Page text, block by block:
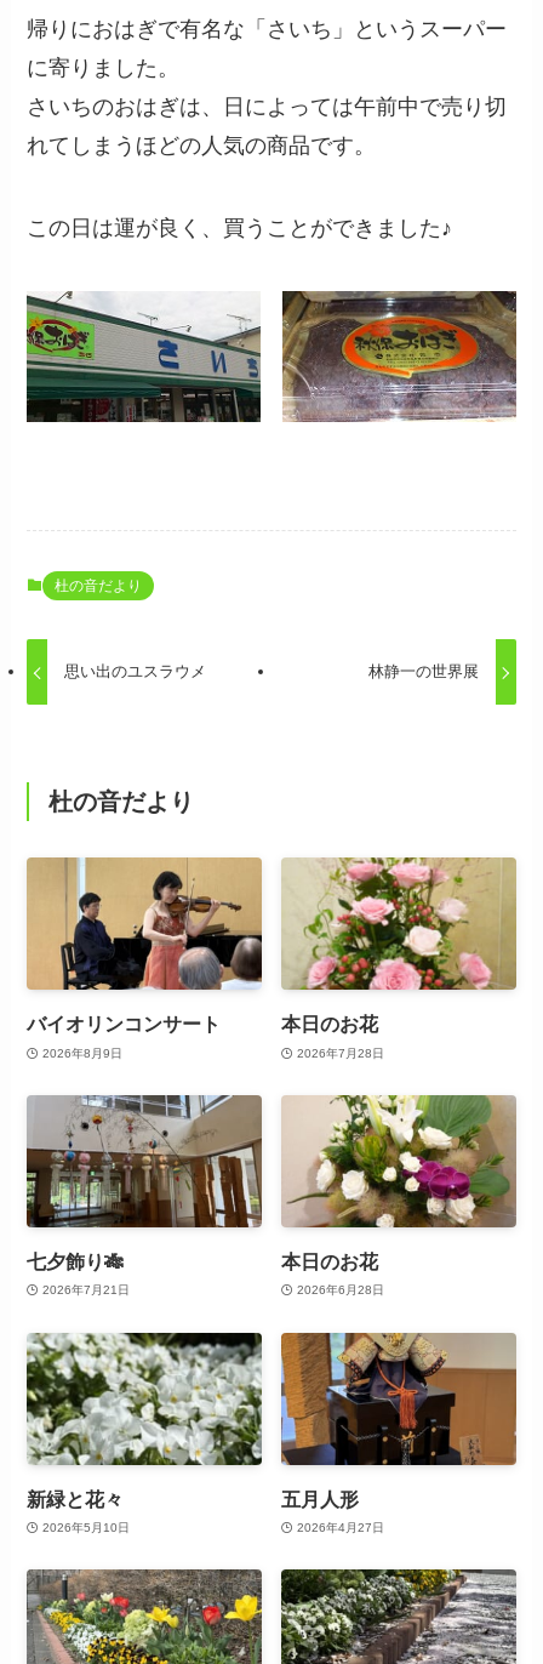
帰りにおはぎで有名な「さいち」というスーパー
に寄りました。
さいちのおはぎは、日によっては午前中で売り切
れてしまうほどの人気の商品です。
この日は運が良く、買うことができました♪
杜の音だより
思い出のユスラウメ 林静一の世界展
杜の音だより
バイオリンコンサート
2026年8月9日
本日のお花
2026年7月28日
七夕飾り🎋
2026年7月21日
本日のお花
2026年6月28日
新緑と花々
2026年5月10日
五月人形
2026年4月27日